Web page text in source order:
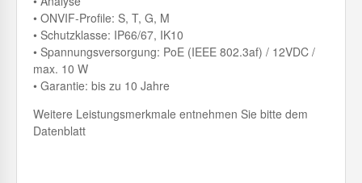
• ONVIF-Profile: S, T, G, M
• Schutzklasse: IP66/67, IK10
• Spannungsversorgung: PoE (IEEE 802.3af) / 12VDC /
max. 10 W
• Garantie: bis zu 10 Jahre
Weitere Leistungsmerkmale entnehmen Sie bitte dem
Datenblatt